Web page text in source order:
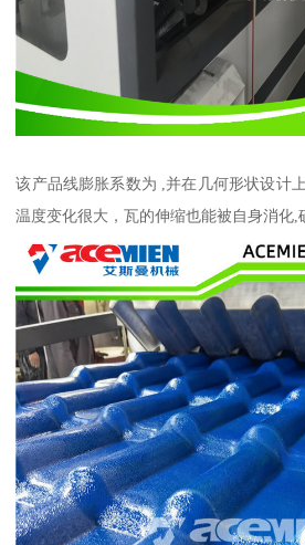
该产品线膨胀系数为 ,并在几何形状设计
温度变化很大，瓦的伸缩也能被自身消化,